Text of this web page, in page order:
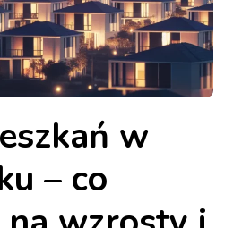
w
– co